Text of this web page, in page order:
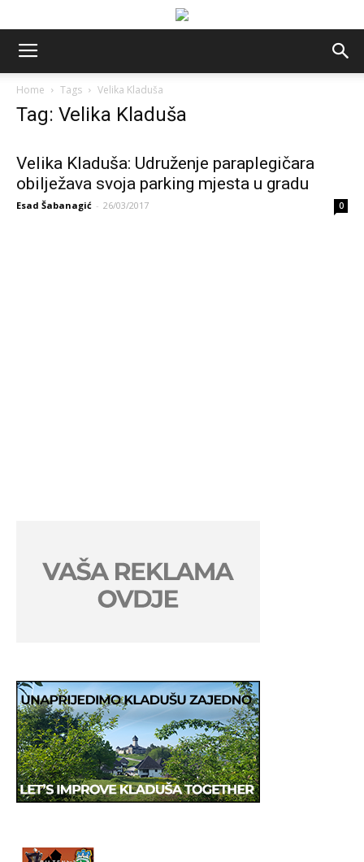
Home Tags Velika Kladuša
Tag: Velika Kladuša
Velika Kladuša: Udruženje paraplegičara
obilježava svoja parking mjesta u gradu
Esad Šabanagić - 26/03/2017 0